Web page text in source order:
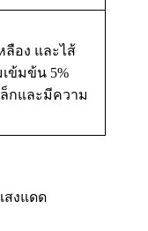
ลือง และไส้
ข้มข้น 5%
กและมีความ
สงแดด